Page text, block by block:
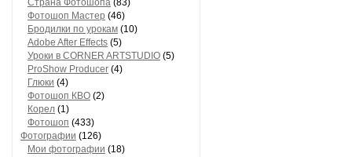
Страна Фотошопа (83)
Фотошоп Мастер (46)
Бродилки по урокам (10)
Adobe After Effects (5)
Уроки в CORNER ARTSTUDIO (5)
ProShow Producer (4)
Глюки (4)
Фотошоп КВО (2)
Корел (1)
Фотошоп (433)
Фотографии (126)
Мои фотографии (18)